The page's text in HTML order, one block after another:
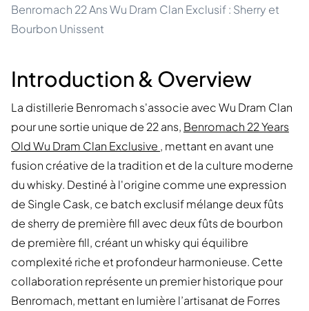
Benromach 22 Ans Wu Dram Clan Exclusif : Sherry et
Bourbon Unissent
Introduction & Overview
La distillerie Benromach s'associe avec Wu Dram Clan
pour une sortie unique de 22 ans, Benromach 22 Years
Old Wu Dram Clan Exclusive , mettant en avant une
fusion créative de la tradition et de la culture moderne
du whisky. Destiné à l'origine comme une expression
de Single Cask, ce batch exclusif mélange deux fûts
de sherry de première fill avec deux fûts de bourbon
de première fill, créant un whisky qui équilibre
complexité riche et profondeur harmonieuse. Cette
collaboration représente un premier historique pour
Benromach, mettant en lumière l’artisanat de Forres